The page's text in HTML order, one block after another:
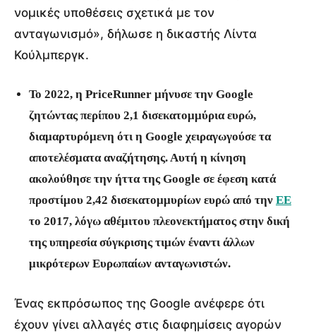
νομικές υποθέσεις σχετικά με τον
ανταγωνισμό», δήλωσε η δικαστής Λίντα
Κούλμπεργκ.
Το 2022, η PriceRunner μήνυσε την Google
ζητώντας περίπου 2,1 δισεκατομμύρια ευρώ,
διαμαρτυρόμενη ότι η Google χειραγωγούσε τα
αποτελέσματα αναζήτησης. Αυτή η κίνηση
ακολούθησε την ήττα της Google σε έφεση κατά
προστίμου 2,42 δισεκατομμυρίων ευρώ από την ΕΕ
το 2017, λόγω αθέμιτου πλεονεκτήματος στην δική
της υπηρεσία σύγκρισης τιμών έναντι άλλων
μικρότερων Ευρωπαίων ανταγωνιστών.
Ένας εκπρόσωπος της Google ανέφερε ότι
έχουν γίνει αλλαγές στις διαφημίσεις αγορών